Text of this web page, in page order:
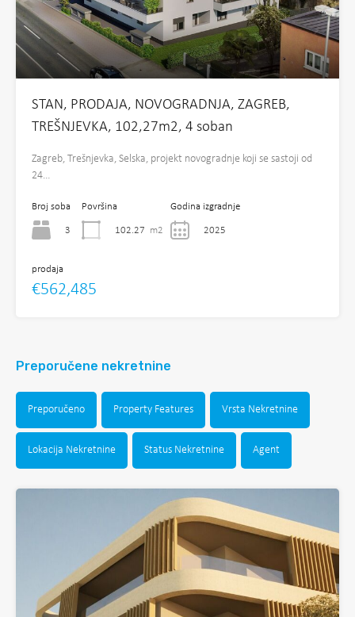
STAN, PRODAJA, NOVOGRADNJA, ZAGREB,
TREŠNJEVKA, 102,27m2, 4 soban
Zagreb, Trešnjevka, Selska, projekt novogradnje koji se sastoji od
24…
Broj soba
3
Površina
102.27 m2
Godina izgradnje
2025
prodaja
€562,485
Preporučene nekretnine
Preporučeno Property Features Vrsta Nekretnine
Lokacija Nekretnine Status Nekretnine Agent